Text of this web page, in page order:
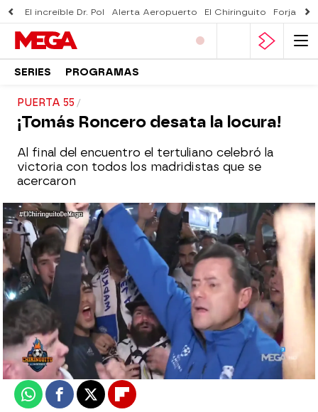
El increíble Dr. Pol Alerta Aeropuerto El Chiringuito Forjado
SERIES PROGRAMAS
PUERTA 55
¡Tomás Roncero desata la locura!
Al final del encuentro el tertuliano celebró la
victoria con todos los madridistas que se
acercaron
El Chiringuito
Madrid
Actualizado:03 de noviembre de 2022, 06:00
Publicado:
03 de noviembre de 2022, 02:19
WhatsappFacebook
X Flipboard